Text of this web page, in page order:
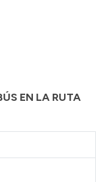
EN LA RUTA